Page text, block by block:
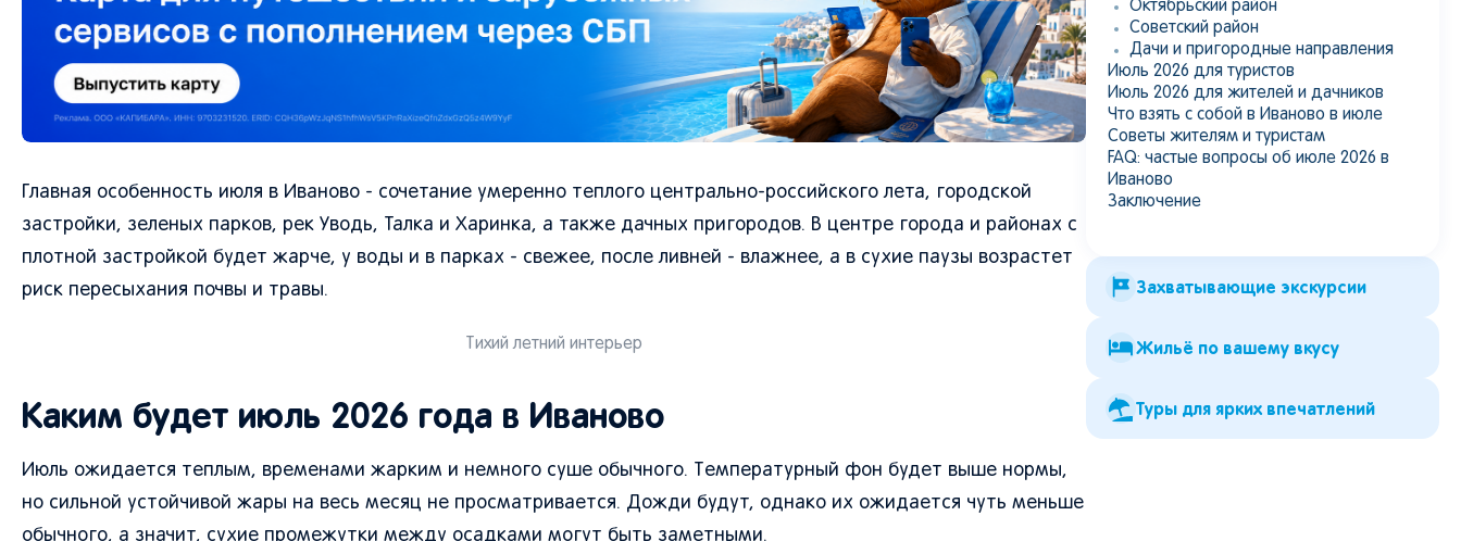
Главная особенность июля в Иваново - сочетание умеренно теплого центрально-российского лета, городской
застройки, зеленых парков, рек Уводь, Талка и Харинка, а также дачных пригородов. В центре города и районах с
плотной застройкой будет жарче, у воды и в парках - свежее, после ливней - влажнее, а в сухие паузы возрастет
риск пересыхания почвы и травы.
Тихий летний интерьер
Каким будет июль 2026 года в Иваново
Июль ожидается теплым, временами жарким и немного суше обычного. Температурный фон будет выше нормы,
но сильной устойчивой жары на весь месяц не просматривается. Дожди будут, однако их ожидается чуть меньше
обычного, а значит, сухие промежутки между осадками могут быть заметными.
Октябрьский район
Советский район
Дачи и пригородные направления
Июль 2026 для туристов
Июль 2026 для жителей и дачников
Что взять с собой в Иваново в июле
Советы жителям и туристам
FAQ: частые вопросы об июле 2026 в
Иваново
Заключение
Захватывающие экскурсии
Жильё по вашему вкусу
Туры для ярких впечатлений